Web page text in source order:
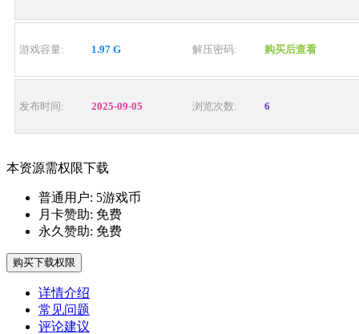
游戏容量: 1.97 G 解压密码: 购买后查看
发布时间: 2025-09-05 浏览次数: 6
本资源需权限下载
普通用户: 5游戏币
月卡赞助: 免费
永久赞助: 免费
购买下载权限
详情介绍
常见问题
评论建议